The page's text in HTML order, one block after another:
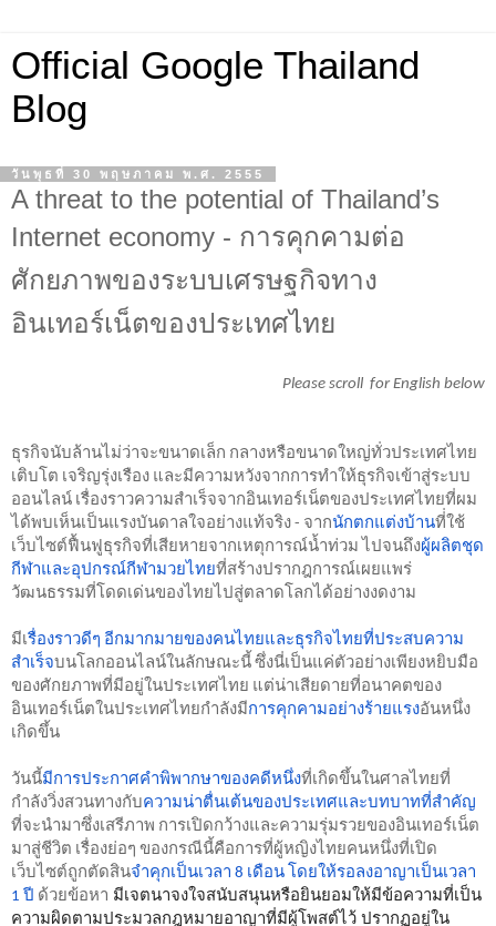
Official Google Thailand
Blog
วันพุธที่ 30 พฤษภาคม พ.ศ. 2555
A threat to the potential of Thailand’s
Internet economy - การคุกคามต่อ
ศักยภาพของระบบเศรษฐกิจทาง
อินเทอร์เน็ตของประเทศไทย
Please scroll  for English below
ธุรกิจนับล้านไม่ว่าจะขนาดเล็ก กลางหรือขนาดใหญ่ทั่วประเทศไทย
เติบโต เจริญรุ่งเรือง และมีความหวังจากการทำให้ธุรกิจเข้าสู่ระบบ
ออนไลน์ เรื่องราวความสำเร็จจากอินเทอร์เน็ตของประเทศไทยที่ผม
ได้พบเห็นเป็นแรงบันดาลใจอย่างแท้จริง - จากนักตกแต่งบ้านที่่ใช้
เว็บไซต์ฟื้นฟูธุรกิจที่เสียหายจากเหตุการณ์น้ำท่วม ไปจนถึงผู้ผลิตชุด
กีฬาและอุปกรณ์กีฬามวยไทยที่สร้างปรากฎการณ์เผยแพร่
วัฒนธรรมที่โดดเด่นของไทยไปสู่ตลาดโลกได้อย่างงดงาม
มีเรื่องราวดีๆ อีกมากมายของคนไทยและธุรกิจไทยที่ประสบความ
สำเร็จบนโลกออนไลน์ในลักษณะนี้ ซึ่งนี่เป็นแค่ตัวอย่างเพียงหยิบมือ
ของศักยภาพที่มีอยู่ในประเทศไทย แต่น่าเสียดายที่อนาคตของ
อินเทอร์เน็ตในประเทศไทยกำลังมี การคุกคามอย่างร้ายแรงอันหนึ่ง
เกิดขึ้น
วันนี้มีการประกาศคำพิพากษาของคดีหนึ่งที่เกิดขึ้นในศาลไทยที่
กำลังวิ่งสวนทางกับ ความน่าตื่นเต้นของประเทศและบทบาทที่สำคัญ
ที่จะนำมาซึ่งเสรีภาพ การเปิดกว้างและความรุ่มรวยของอินเทอร์เน็ต
มาสู่ชีวิต เรื่องย่อๆ ของกรณีนี้คือการที่ผู้หญิงไทยคนหนึ่งที่เปิด
เว็บไซต์ถูกตัดสินจำคุกเป็นเวลา 8 เดือน โดยให้รอลงอาญาเป็นเวลา
1 ปี ด้วยข้อหา มีเจตนาจงใจสนับสนุนหรือยินยอมให้มีข้อความที่เป็น
ความผิดตามประมวลกฎหมายอาญาที่มีผู้โพสต์ไว้ ปรากฏอยู่ใน